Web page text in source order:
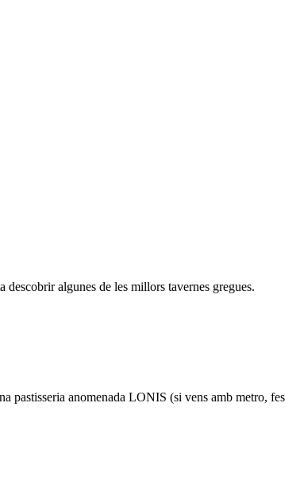
algunes de les millors tavernes gregues.
pastisseria anomenada LONIS (si vens amb metro, fes